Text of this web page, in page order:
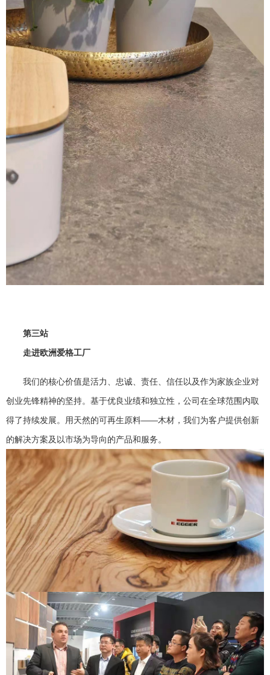
第三站
走进欧洲爱格工厂
我们的核心价值是活力、忠诚、责任、信任以及作为家族企业对
创业先锋精神的坚持。基于优良业绩和独立性，公司在全球范围内取
得了持续发展。用天然的可再生原料——木材，我们为客户提供创新
的解决方案及以市场为导向的产品和服务。